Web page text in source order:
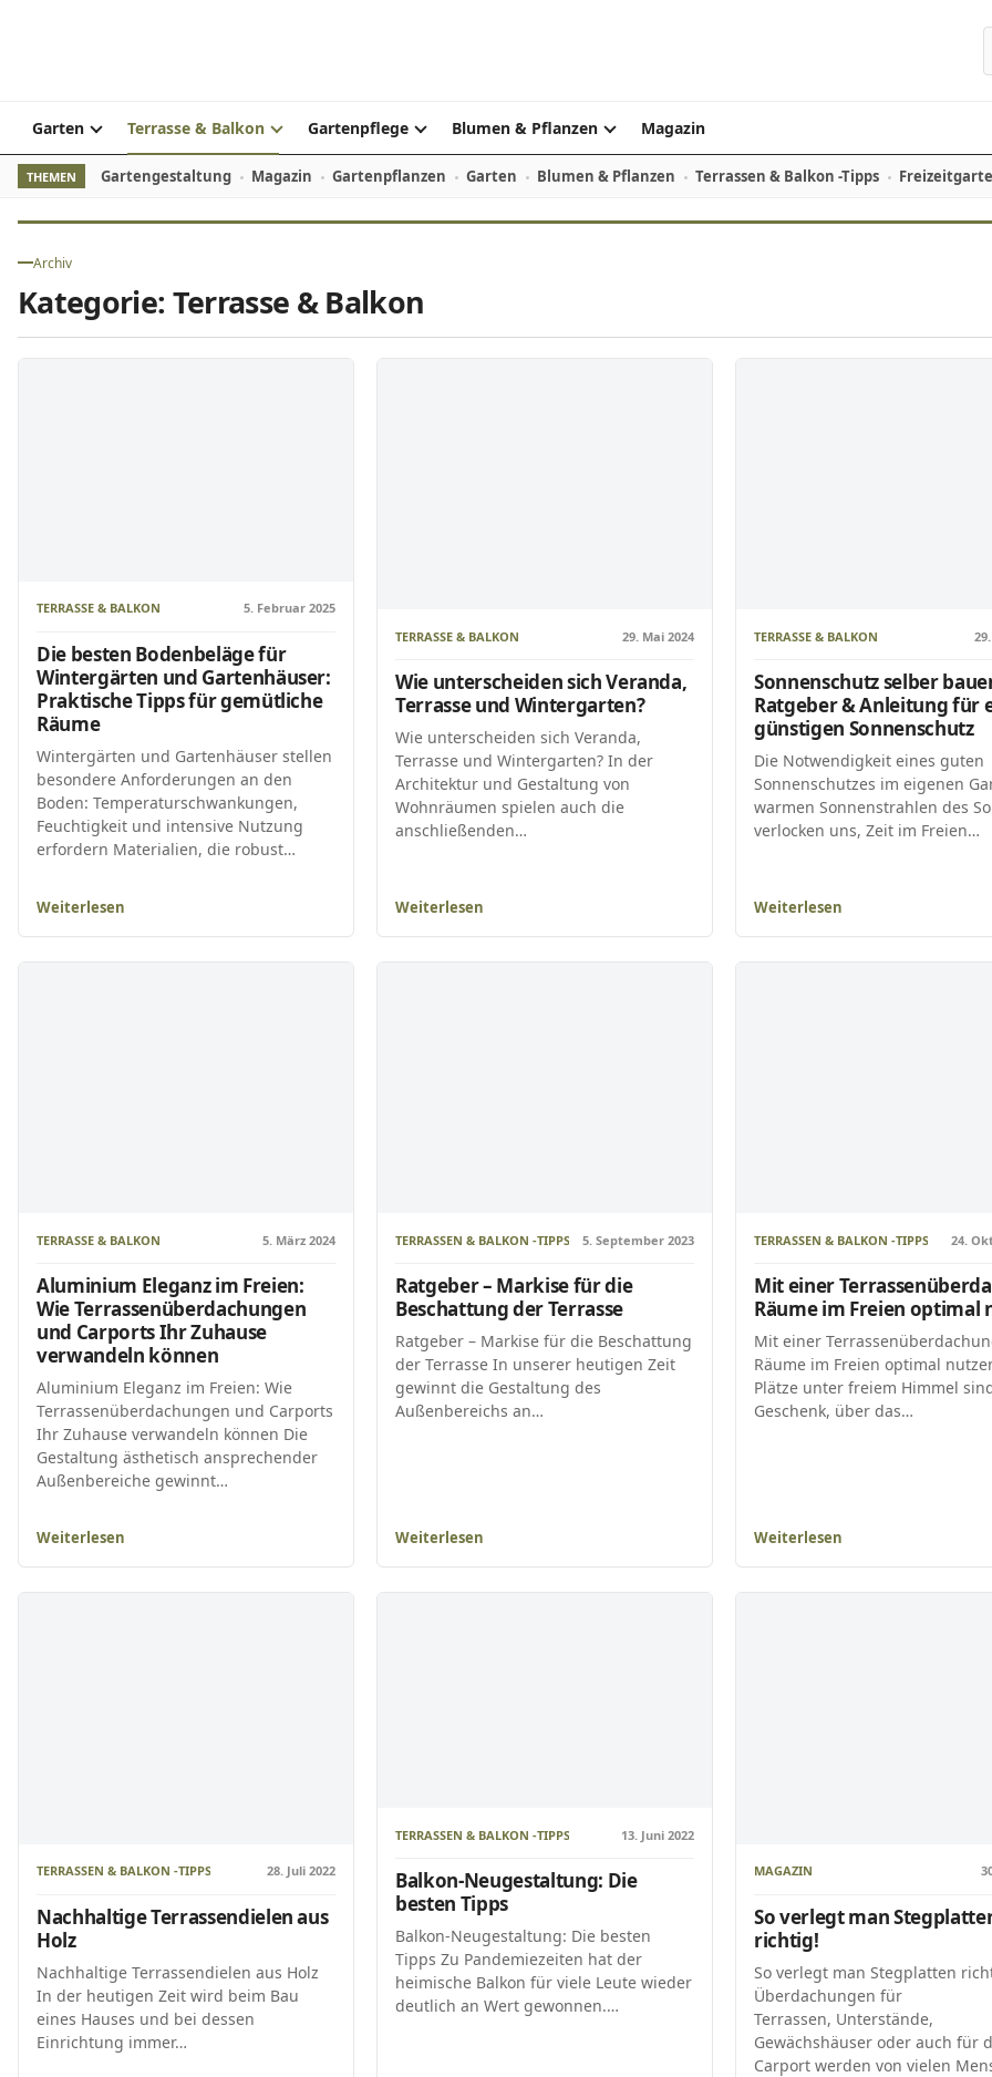
Garten Terrasse & Balkon Gartenpflege Blumen & Pflanzen Magazin
THEMEN Gartengestaltung Magazin Gartenpflanzen Garten Blumen & Pflanzen Terrassen & Balkon -Tipps
Archiv
Kategorie: Terrasse & Balkon
TERRASSE & BALKON 5. Februar 2025
Die besten Bodenbeläge für
Wintergärten und Gartenhäuser:
Praktische Tipps für gemütliche
Räume
Wintergärten und Gartenhäuser stellen
besondere Anforderungen an den
Boden: Temperaturschwankungen,
Feuchtigkeit und intensive Nutzung
erfordern Materialien, die robust…
Weiterlesen
TERRASSE & BALKON 29. Mai 2024
Wie unterscheiden sich Veranda,
Terrasse und Wintergarten?
Wie unterscheiden sich Veranda,
Terrasse und Wintergarten? In der
Architektur und Gestaltung von
Wohnräumen spielen auch die
anschließenden…
Weiterlesen
TERRASSE & BALKON
Sonnenschutz selber
Ratgeber & Anleitung für
günstigen Sonnenschutz
Die Notwendigkeit eines guten
Sonnenschutzes im eigenen
warmen Sonnenstrahlen des
verlocken uns, Zeit im Freien…
Weiterlesen
TERRASSE & BALKON 5. März 2024
Aluminium Eleganz im Freien:
Wie Terrassenüberdachungen
und Carports Ihr Zuhause
verwandeln können
Aluminium Eleganz im Freien: Wie
Terrassenüberdachungen und Carports
Ihr Zuhause verwandeln können Die
Gestaltung ästhetisch ansprechender
Außenbereiche gewinnt…
Weiterlesen
TERRASSEN & BALKON -TIPPS 5. September 2023
Ratgeber – Markise für die
Beschattung der Terrasse
Ratgeber – Markise für die Beschattung
der Terrasse In unserer heutigen Zeit
gewinnt die Gestaltung des
Außenbereichs an…
Weiterlesen
TERRASSEN & BALKON -TIPPS 24.
Mit einer
Räume im Freien optimal
Mit einer
Räume im Freien optimal
Plätze unter freiem Himmel
Geschenk, über das…
Weiterlesen
TERRASSEN & BALKON -TIPPS 28. Juli 2022
Nachhaltige Terrassendielen aus
Holz
Nachhaltige Terrassendielen aus Holz
In der heutigen Zeit wird beim Bau
eines Hauses und bei dessen
Einrichtung immer…
TERRASSEN & BALKON -TIPPS 13. Juni 2022
Balkon-Neugestaltung: Die
besten Tipps
Balkon-Neugestaltung: Die besten
Tipps Zu Pandemiezeiten hat der
heimische Balkon für viele Leute wieder
deutlich an Wert gewonnen.…
MAGAZIN
So verlegt man
richtig!
So verlegt man Stegplatten
Überdachungen für
Terrassen, Unterstände,
Gewächshäuser oder auch für
Carport werden von vielen